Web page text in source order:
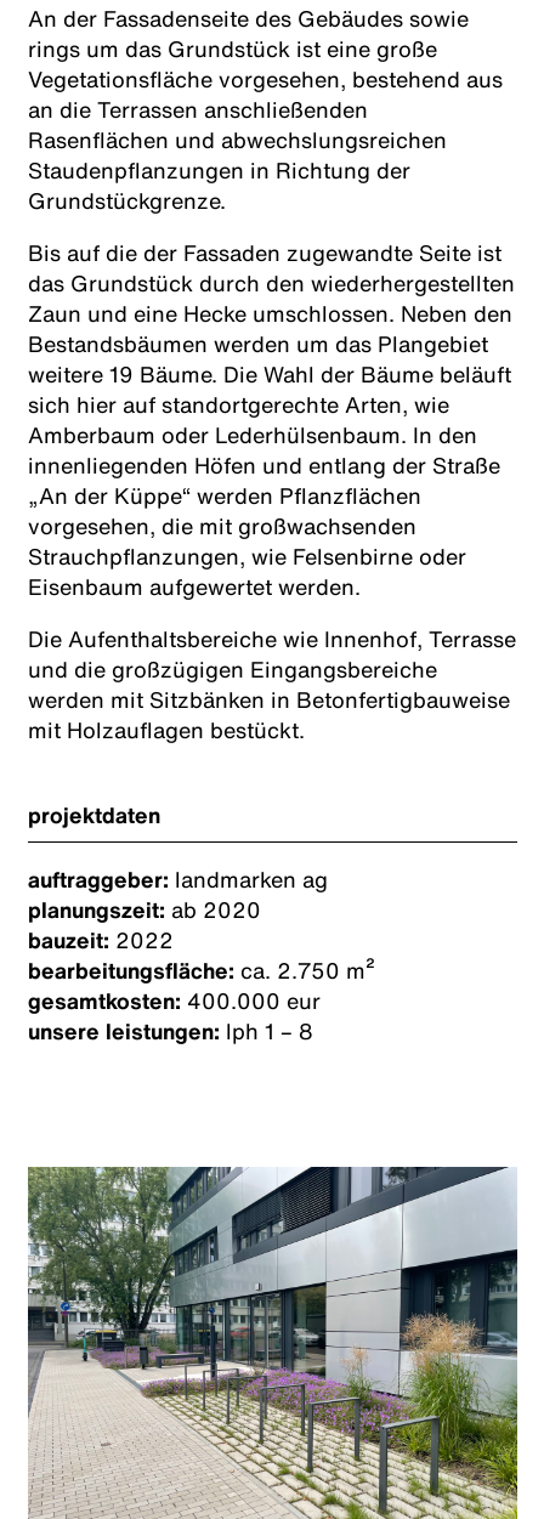
An der Fassadenseite des Gebäudes sowie
rings um das Grundstück ist eine große
Vegetationsfläche vorgesehen, bestehend aus
an die Terrassen anschließenden
Rasenflächen und abwechslungsreichen
Staudenpflanzungen in Richtung der
Grundstückgrenze.
Bis auf die der Fassaden zugewandte Seite ist
das Grundstück durch den wiederhergestellten
Zaun und eine Hecke umschlossen. Neben den
Bestandsbäumen werden um das Plangebiet
weitere 19 Bäume. Die Wahl der Bäume beläuft
sich hier auf standortgerechte Arten, wie
Amberbaum oder Lederhülsenbaum. In den
innenliegenden Höfen und entlang der Straße
„An der Küppe“ werden Pflanzflächen
vorgesehen, die mit großwachsenden
Strauchpflanzungen, wie Felsenbirne oder
Eisenbaum aufgewertet werden.
Die Aufenthaltsbereiche wie Innenhof, Terrasse
und die großzügigen Eingangsbereiche
werden mit Sitzbänken in Betonfertigbauweise
mit Holzauflagen bestückt.
projektdaten
auftraggeber: landmarken ag
planungszeit: ab 2020
bauzeit: 2022
bearbeitungsfläche: ca. 2.750 m²
gesamtkosten: 400.000 eur
unsere leistungen: lph 1 – 8